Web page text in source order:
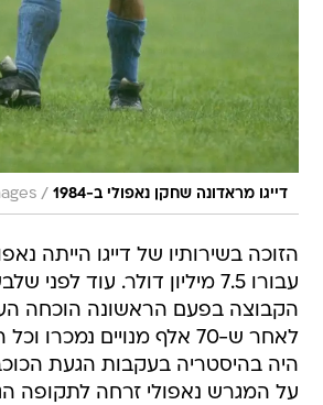
דייגו מראדונה שחקן נאפולי ב-1984 /
הזוכה בשירותיו של דייגו הייתה
עבורו 7.5 מיליון דולר. עוד
הקבוצה בפעם הראשונה הוכחה
לאחר ש-70 אלף מנויים
היה בהיסטריה בעקבות הגעת
על המגרש נאפולי זרחה לתקופה